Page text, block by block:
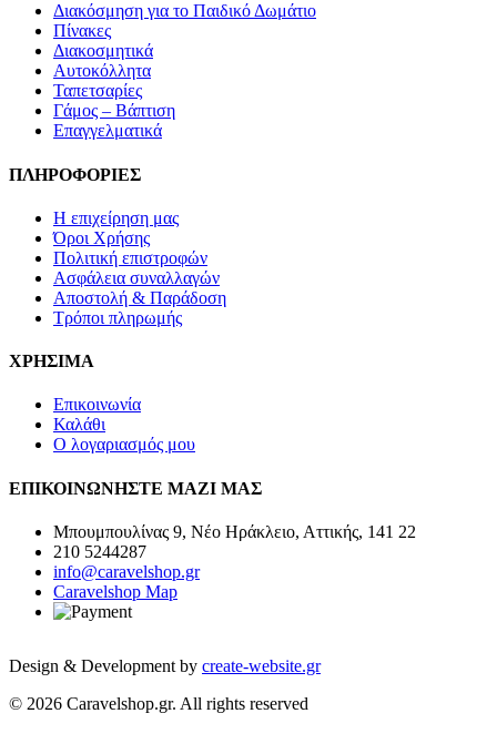
Διακόσμηση για το Παιδικό Δωμάτιο
Πίνακες
Διακοσμητικά
Αυτοκόλλητα
Ταπετσαρίες
Γάμος – Βάπτιση
Επαγγελματικά
ΠΛΗΡΟΦΟΡΙΕΣ
Η επιχείρηση μας
Όροι Χρήσης
Πολιτική επιστροφών
Ασφάλεια συναλλαγών
Αποστολή & Παράδοση
Τρόποι πληρωμής
ΧΡΗΣΙΜΑ
Επικοινωνία
Καλάθι
Ο λογαριασμός μου
ΕΠΙΚΟΙΝΩΝΗΣΤΕ ΜΑΖΙ ΜΑΣ
Μπουμπουλίνας 9, Νέο Ηράκλειο, Αττικής, 141 22
210 5244287
info@caravelshop.gr
Caravelshop Map
Design & Development by create-website.gr
© 2026 Caravelshop.gr. All rights reserved